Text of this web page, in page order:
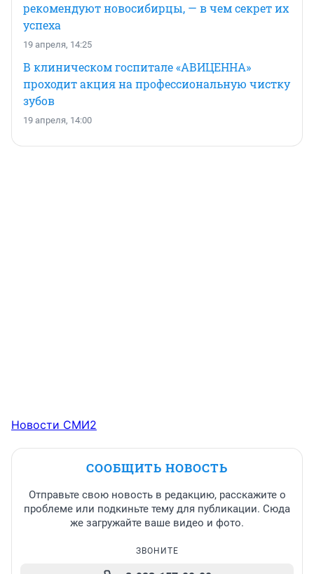
рекомендуют новосибирцы, — в чем секрет их
успеха
19 апреля, 14:25
В клиническом госпитале «АВИЦЕННА»
проходит акция на профессиональную чистку
зубов
19 апреля, 14:00
Новости СМИ2
СООБЩИТЬ НОВОСТЬ
Отправьте свою новость в редакцию, расскажите о
проблеме или подкиньте тему для публикации. Сюда
же загружайте ваше видео и фото.
ЗВОНИТЕ